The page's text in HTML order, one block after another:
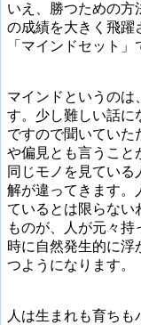
いえ、勝つための方
の成績を大きく飛躍
「マインドセット」
マインドというのは
す。少し難しい話に
ですので聞いていた
や偏見とも言うこと
同じモノを見ている
解が違ってきます。
ているとは限らない
ものが、人が元々
時に自然発生的に浮
つようになります。
人は生まれも育ちも